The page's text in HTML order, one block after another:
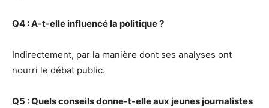
Q4 : A-t-elle influencé la politique ?
Indirectement, par la manière dont ses analyses ont
nourri le débat public.
Q5 : Quels conseils donne-t-elle aux jeunes journalistes